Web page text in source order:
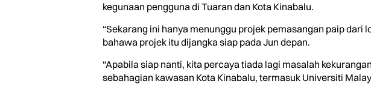
kegunaan pengguna di Tuaran dan Kota Kinabalu.
“Sekarang ini hanya menunggu projek pemasangan paip dari
bahawa projek itu dijangka siap pada Jun depan.
“Apabila siap nanti, kita percaya tiada lagi masalah
sebahagian kawasan Kota Kinabalu, termasuk Universiti